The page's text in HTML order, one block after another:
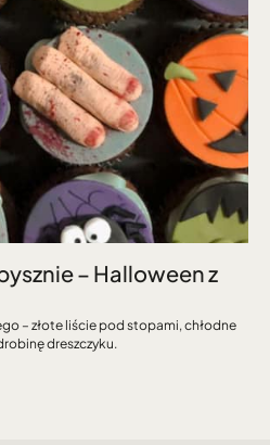
– Halloween z
– złote liście pod stopami, chłodne
dreszczyku.